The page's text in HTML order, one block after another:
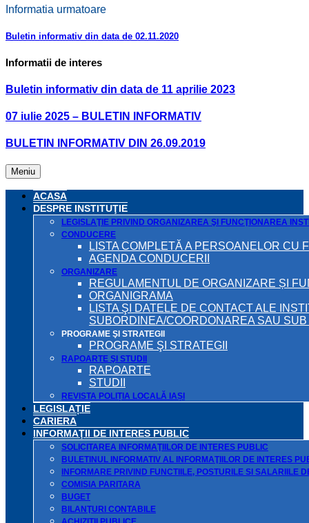
Informatia urmatoare
Buletin informativ din data de 02.11.2020
Informatii de interes
Buletin informativ din data de 11 aprilie 2023
07 iulie 2025 – BULETIN INFORMATIV
BULETIN INFORMATIV DIN 26.09.2019
Meniu
ACASA
DESPRE INSTITUŢIE
LEGISLAŢIE PRIVIND ORGANIZAREA ŞI FUNCŢIONAREA
CONDUCERE
LISTA COMPLETĂ A PERSOANELOR CU
AGENDA CONDUCERII
ORGANIZARE
REGULAMENTUL DE ORGANIZARE ȘI
ORGANIGRAMA
LISTA ŞI DATELE DE CONTACT ALE
SUBORDINEA/COORDONAREA SAU
PROGRAME ŞI STRATEGII
PROGRAME ŞI STRATEGII
RAPOARTE ŞI STUDII
RAPOARTE
STUDII
REVISTA POLIȚIA LOCALĂ IAȘI
LEGISLAȚIE
CARIERA
INFORMAŢII DE INTERES PUBLIC
SOLICITAREA INFORMAŢIILOR DE INTERES PUBLIC
BULETINUL INFORMATIV AL INFORMAŢIILOR DE INTERES
INFORMARE PRIVIND FUNCTIILE, POSTURILE SI
COMISIA PARITARA
BUGET
BILANŢURI CONTABILE